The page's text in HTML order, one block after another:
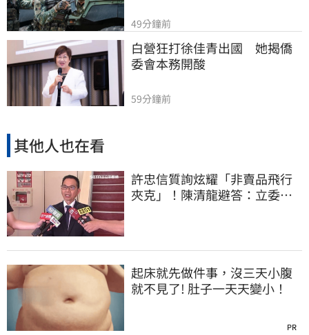
49分鐘前
白營狂打徐佳青出國　她揭僑
委會本務開酸
59分鐘前
其他人也在看
許忠信質詢炫耀「非賣品飛行
夾克」！陳清龍避答：立委質
起床就先做件事，沒三天小腹
就不見了! 肚子一天天變小！
PR